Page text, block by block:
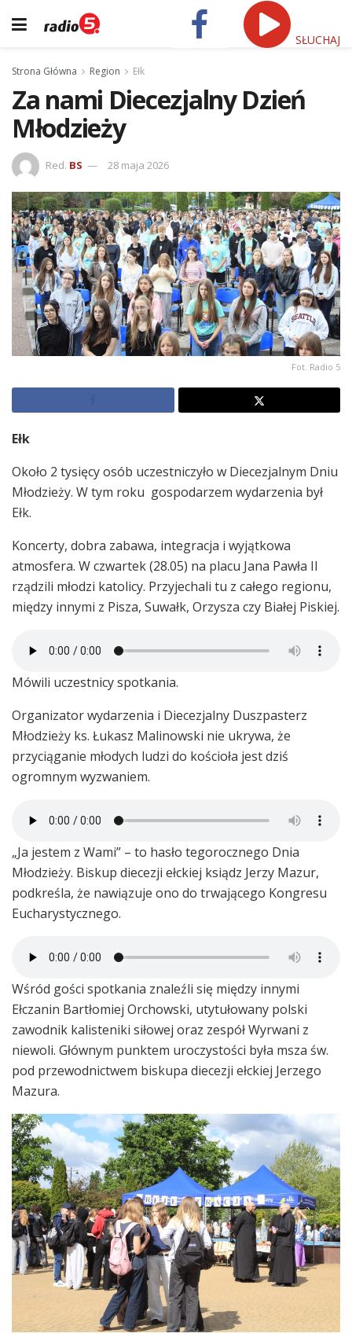
SŁUCHAJ
Strona Główna Region Ełk
Za nami Diecezjalny Dzień
Młodzieży
Red. BS 28 maja 2026
Fot. Radio 5
Ełk
Około 2 tysięcy osób uczestniczyło w Diecezjalnym Dniu
Młodzieży. W tym roku gospodarzem wydarzenia był
Ełk.
Koncerty, dobra zabawa, integracja i wyjątkowa
atmosfera. W czwartek (28.05) na placu Jana Pawła II
rządzili młodzi katolicy. Przyjechali tu z całego regionu,
między innymi z Pisza, Suwałk, Orzysza czy Białej Piskiej.
Mówili uczestnicy spotkania.
Organizator wydarzenia i Diecezjalny Duszpasterz
Młodzieży ks. Łukasz Malinowski nie ukrywa, że
przyciąganie młodych ludzi do kościoła jest dziś
ogromnym wyzwaniem.
„Ja jestem z Wami” – to hasło tegorocznego Dnia
Młodzieży. Biskup diecezji ełckiej ksiądz Jerzy Mazur,
podkreśla, że nawiązuje ono do trwającego Kongresu
Eucharystycznego.
Wśród gości spotkania znaleźli się między innymi
Ełczanin Bartłomiej Orchowski, utytułowany polski
zawodnik kalisteniki siłowej oraz zespół Wyrwani z
niewoli. Głównym punktem uroczystości była msza św.
pod przewodnictwem biskupa diecezji ełckiej Jerzego
Mazura.